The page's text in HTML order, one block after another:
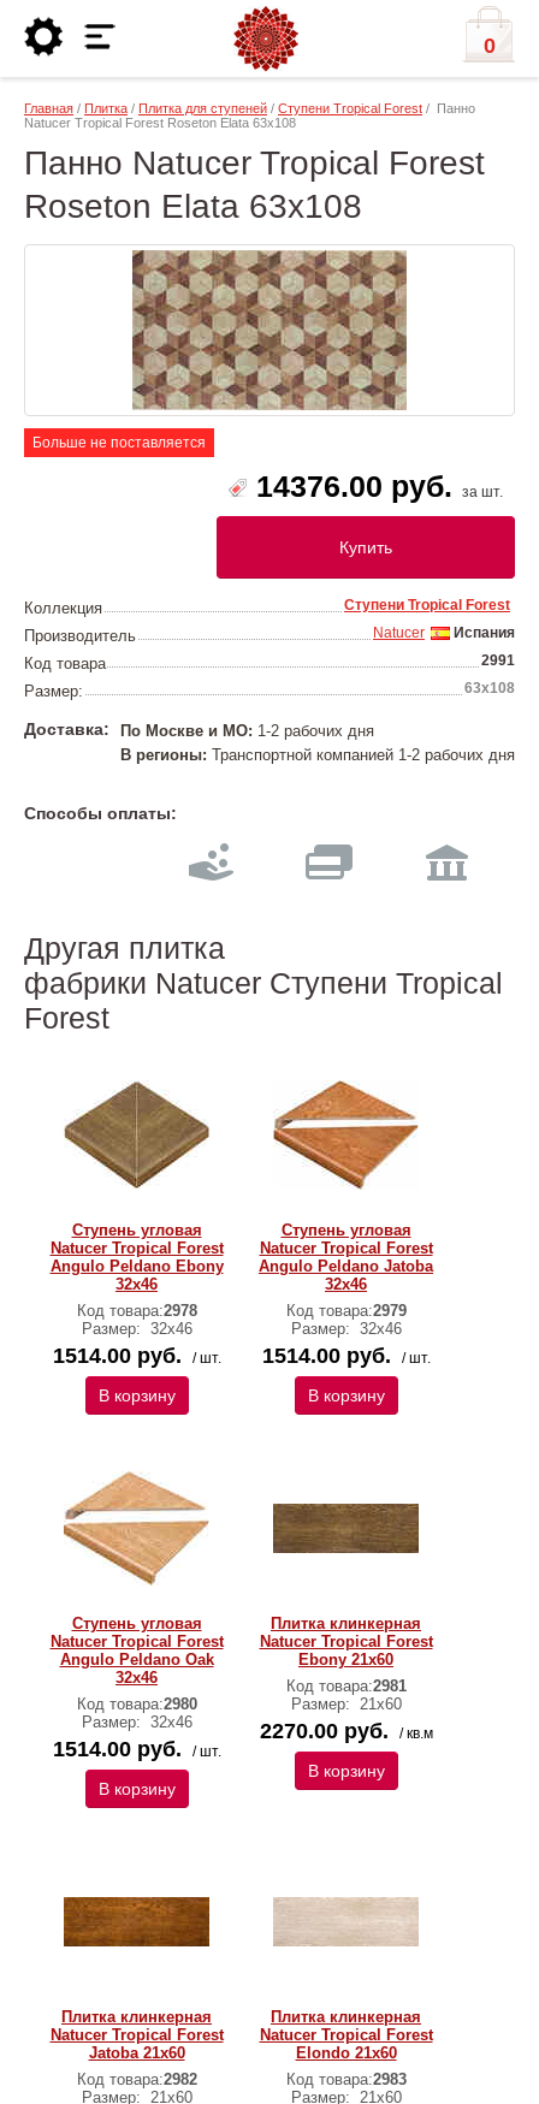
0
Главная / Плитка / Плитка для ступеней / Ступени Tropical Forest / Панно
Natucer Tropical Forest Roseton Elata 63х108
Панно Natucer Tropical Forest
Roseton Elata 63х108
Больше не поставляется
14376.00 руб. за шт.
Купить
Коллекция Ступени Tropical Forest
Производитель Испания
Natucer
Код товара 2991
Размер: 63х108
Доставка: По Москве и МО: 1-2 рабочих дня
В регионы: Транспортной компанией 1-2 рабочих дня
Способы оплаты:
Другая плитка
фабрики Natucer Ступени Tropical
Forest
Ступень угловая
Natucer Tropical Forest
Angulo Peldano Ebony
32х46
Код товара:2978
Размер: 32х46
1514.00 руб. / шт.
В корзину
Ступень угловая
Natucer Tropical Forest
Angulo Peldano Jatoba
32х46
Код товара:2979
Размер: 32х46
1514.00 руб. / шт.
В корзину
Ступень угловая
Natucer Tropical Forest
Angulo Peldano Oak
32х46
Код товара:2980
Размер: 32х46
1514.00 руб. / шт.
В корзину
Плитка клинкерная
Natucer Tropical Forest
Ebony 21х60
Код товара:2981
Размер: 21х60
2270.00 руб. / кв.м
В корзину
Плитка клинкерная
Natucer Tropical Forest
Jatoba 21х60
Код товара:2982
Размер: 21х60
Плитка клинкерная
Natucer Tropical Forest
Elondo 21х60
Код товара:2983
Размер: 21х60